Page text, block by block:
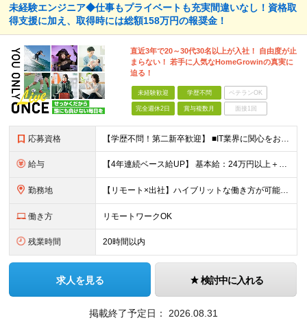
未経験エンジニア◆仕事もプライベートも充実間違いなし！資格取
得支援に加え、取得時には総額158万円の報奨金！
直近3年で20～30代30名以上が入社！ 自由度が止
まらない！ 若手に人気なHomeGrowinの真実に
迫る！
未経験歓迎 学歴不問 ベテランOK
完全週休2日 賞与複数月 面接1回
応募資格 【学歴不問！第二新卒歓迎】 ■IT業界に関心をお持ちの方 【IT業界未経験者の方へ】 ITエンジニアという仕事は、パソコンの前でずっとにらめっこを しているイメージがありますが、意外とそうではないん
給与 【4年連続ベース給UP】 基本給：24万円以上＋残業代(全額)＋各種手当 ※みなし残業なし ※基本給は経験や前職の給与を十分に考慮します ※交通費別途支給 ※6ヶ月間の試用期間があります（給与・待遇は
勤務地 【リモート×出社】ハイブリットな働き方が可能！ 東京、神奈川のプロジェクト先 ■本社 神奈川県横浜市神奈川区栄町3-12 パシフィックマークス横浜イースト6F ■事業所(東京都最寄駅のみ記載) サ
働き方 リモートワークOK
残業時間 20時間以内
求人を見る 検討中に入れる
掲載終了予定日： 2026.08.31